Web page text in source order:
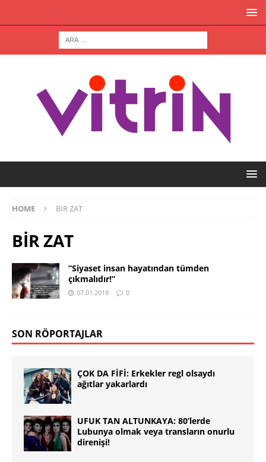
HOME BİR ZAT
BİR ZAT
“Siyaset insan hayatından tümden
çıkmalıdır!”
07.01.2018 0
SON RÖPORTAJLAR
ÇOK DA FİFİ: Erkekler regl olsaydı
ağıtlar yakarlardı
UFUK TAN ALTUNKAYA: 80’lerde
Lubunya olmak veya transların onurlu
direnişi!